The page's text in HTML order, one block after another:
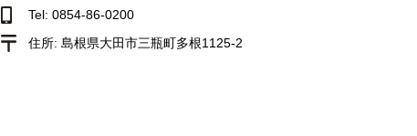
Tel: 0854-86-0200
住所: 島根県大田市三瓶町多根1125-2